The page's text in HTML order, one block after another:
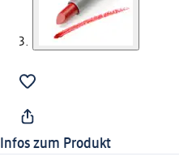
Infos zum Produkt